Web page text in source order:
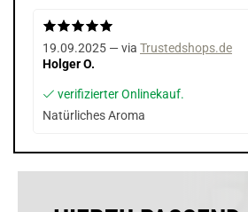
19.09.2025 — via Trustedshops.de
Holger O.
verifizierter Onlinekauf.
Natürliches Aroma